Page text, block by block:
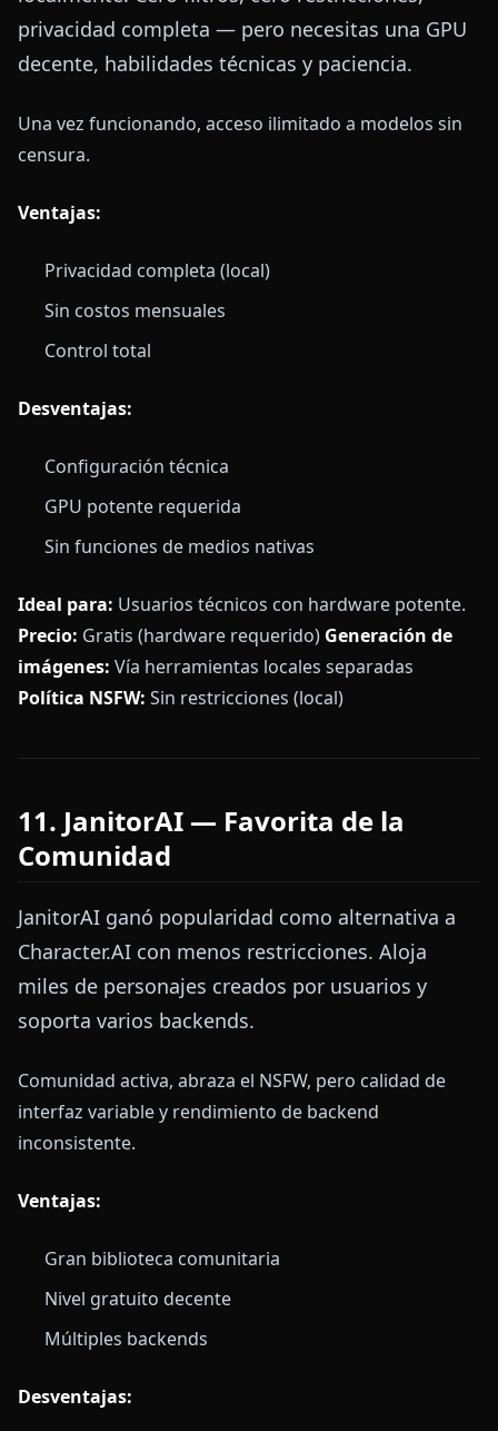
privacidad completa — pero necesitas una GPU
decente, habilidades técnicas y paciencia.
Una vez funcionando, acceso ilimitado a modelos sin
censura.
Ventajas:
Privacidad completa (local)
Sin costos mensuales
Control total
Desventajas:
Configuración técnica
GPU potente requerida
Sin funciones de medios nativas
Ideal para: Usuarios técnicos con hardware potente.
Precio: Gratis (hardware requerido) Generación de
imágenes: Vía herramientas locales separadas
Política NSFW: Sin restricciones (local)
11. JanitorAI — Favorita de la
Comunidad
JanitorAI ganó popularidad como alternativa a
Character.AI con menos restricciones. Aloja
miles de personajes creados por usuarios y
soporta varios backends.
Comunidad activa, abraza el NSFW, pero calidad de
interfaz variable y rendimiento de backend
inconsistente.
Ventajas:
Gran biblioteca comunitaria
Nivel gratuito decente
Múltiples backends
Desventajas: